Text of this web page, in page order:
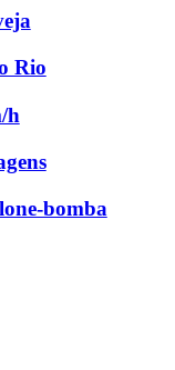
Rio
h
bomba